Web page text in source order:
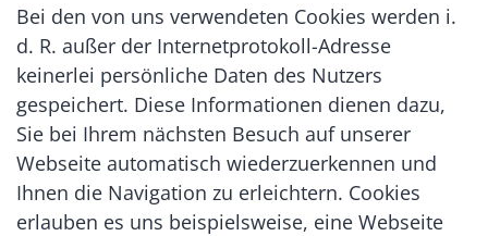
Bei den von uns verwendeten Cookies werden i.
d. R. außer der Internetprotokoll-Adresse
keinerlei persönliche Daten des Nutzers
gespeichert. Diese Informationen dienen dazu,
Sie bei Ihrem nächsten Besuch auf unserer
Webseite automatisch wiederzuerkennen und
Ihnen die Navigation zu erleichtern. Cookies
erlauben es uns beispielsweise, eine Webseite